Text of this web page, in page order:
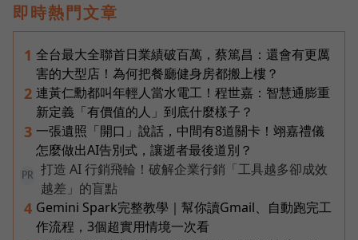
即時熱門文章
1 全台最大全聯首日業績破百萬，蔡篤昌：還會有更厲
害的大型店！為何把餐廳健身房都搬上樓？
2 連黃仁勳都叫年輕人當水電工！程世嘉：智慧通膨重
新定義「有價值的人」到底什麼樣子？
3 一張遺照「開口」說話，中間有8道關卡！翊嘉禮儀
怎麼做出AI告別式，讓逝者最後道別？
PR
打造 AI 行銷飛輪！破解企業行銷「工具越多卻成效
越差」的盲點
4 Gemini Spark完整教學｜幫你讀Gmail、自動跑完工
作流程，3個超實用情境一次看